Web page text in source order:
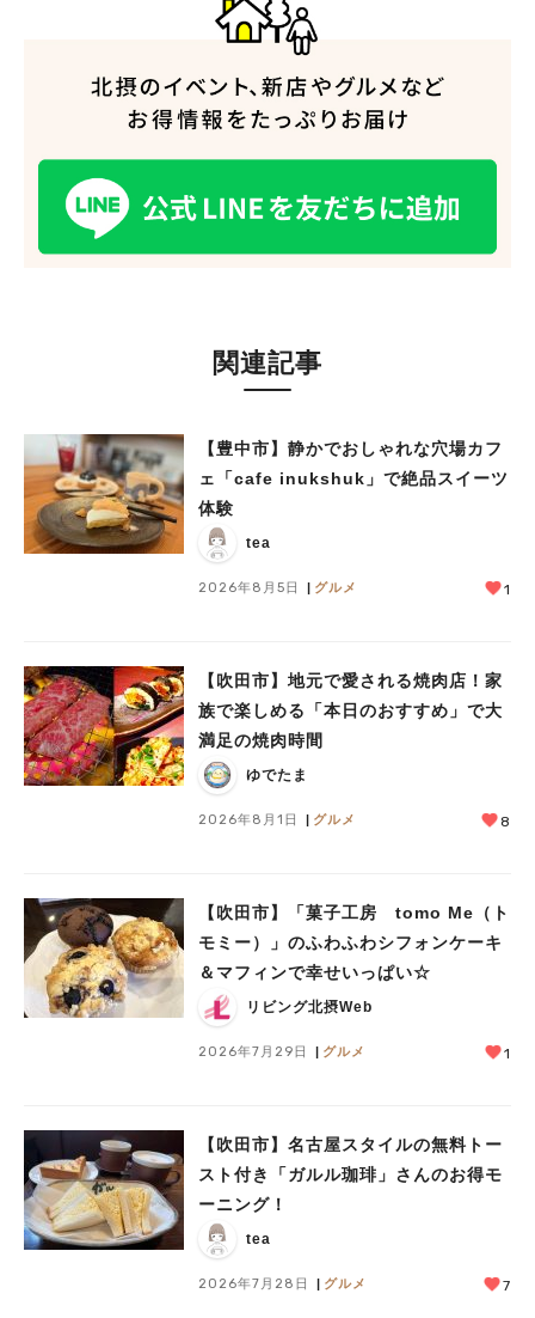
関連記事
【豊中市】静かでおしゃれな穴場カフ
ェ「cafe inukshuk」で絶品スイーツ
体験
tea
2026年8月5日 グルメ 1
【吹田市】地元で愛される焼肉店！家
族で楽しめる「本日のおすすめ」で大
満足の焼肉時間
ゆでたま
2026年8月1日 グルメ 8
【吹田市】「菓子工房 tomo Me（ト
モミー）」のふわふわシフォンケーキ
＆マフィンで幸せいっぱい☆
リビング北摂Web
2026年7月29日 グルメ 1
【吹田市】名古屋スタイルの無料トー
スト付き「ガルル珈琲」さんのお得モ
ーニング！
tea
2026年7月28日 グルメ 7
人気のキーワード
#今週どこいく？#自然とふれあう#ランチ#カフェ
#教えたい／教えて投稿記事#大阪学院大 商品開発プロジェクト
#あなたはどっち？